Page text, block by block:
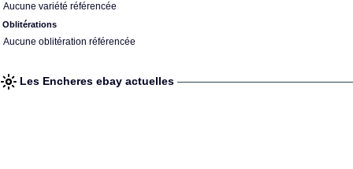
Aucune variété référencée
Oblitérations
Aucune oblitération référencée
Les Encheres ebay actuelles